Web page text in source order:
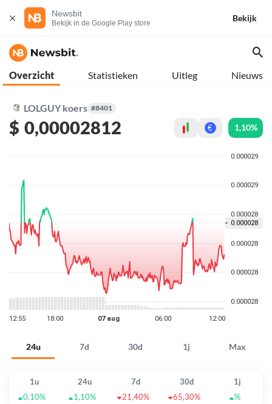
Newsbit
Bekijk in de Google Play store
Bekijk
Overzicht Statistieken Uitleg Nieuws
LOLGUY koers #8401
$ 0,00002812 € 1,10%
24u 7d 30d 1j Max
1u 24u 7d 30d
1j
0,10%
1,10% 21,40% 65,30% %